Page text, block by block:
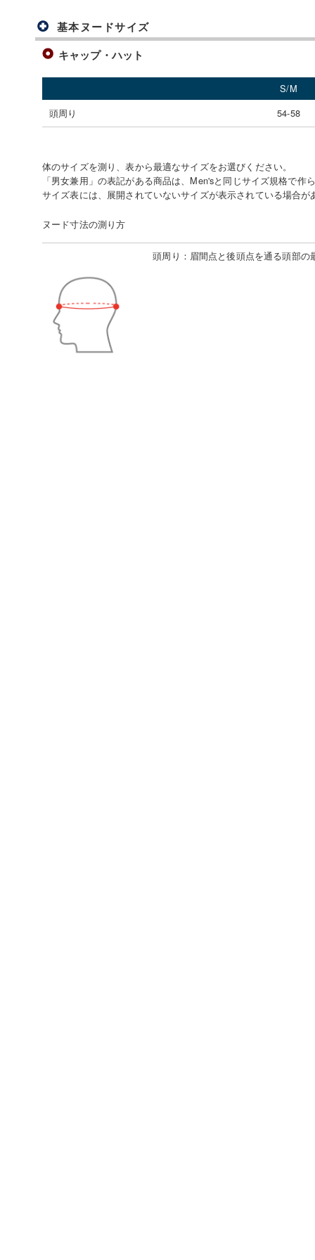
基本ヌードサイズ
キャップ・ハット
S/M
頭周り
54-58
体のサイズを測り、表から最適なサイズをお選びください。
「男女兼用」の表記がある商品は、Men'sと同じサイズ規格で作
サイズ表には、展開されていないサイズが表示されている場合が
ヌード寸法の測り方
頭周り ： 眉間点と後頭点を通る頭部の